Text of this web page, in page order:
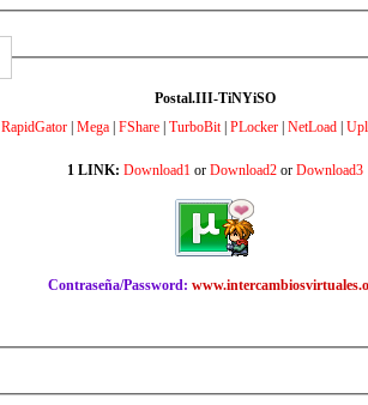
Postal.III-TiNYiSO
RapidGator | Mega | FShare | TurboBit | PLocker | NetLoad |
1 LINK: Download1 or Download2or Download3
Contraseña/Password: